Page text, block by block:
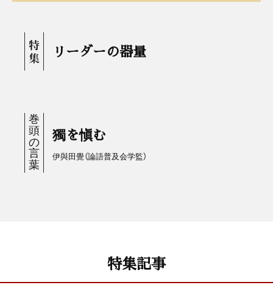
リーダーの器量
獨を愼む
伊與田覺（論語普及会学監）
特集記事